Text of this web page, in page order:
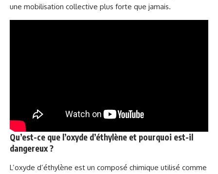
une mobilisation collective plus forte que jamais.
Qu’est-ce que l’oxyde d’éthylène et pourquoi est-il
dangereux ?
L’oxyde d’éthylène est un composé chimique utilisé comme